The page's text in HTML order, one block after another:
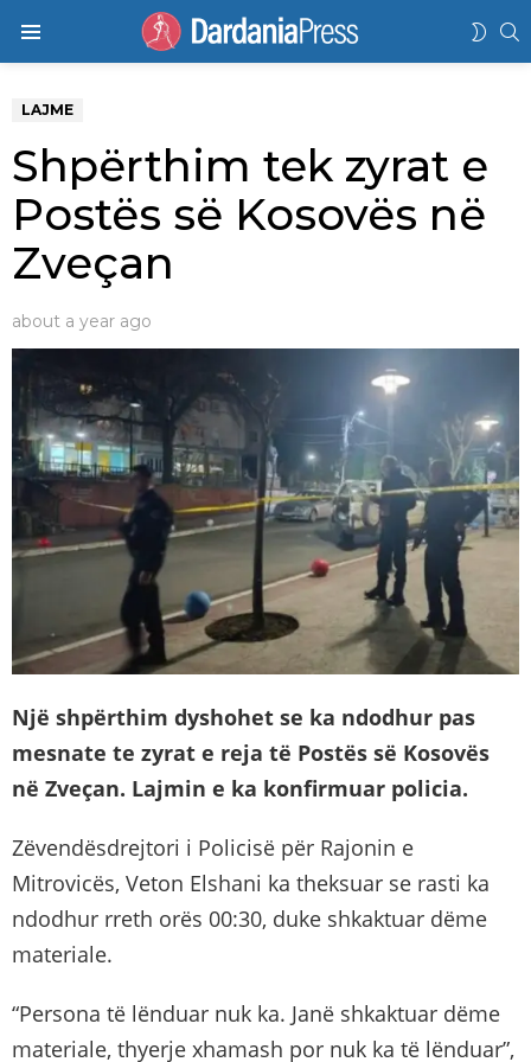
LAJME
Shpërthim tek zyrat e
Postës së Kosovës në
Zveçan
about a year ago
Një shpërthim dyshohet se ka ndodhur pas
mesnate te zyrat e reja të Postës së Kosovës
në Zveçan. Lajmin e ka konfirmuar policia.
Zëvendësdrejtori i Policisë për Rajonin e
Mitrovicës, Veton Elshani ka theksuar se rasti ka
ndodhur rreth orës 00:30, duke shkaktuar dëme
materiale.
“Persona të lënduar nuk ka. Janë shkaktuar dëme
materiale, thyerje xhamash por nuk ka të lënduar”,